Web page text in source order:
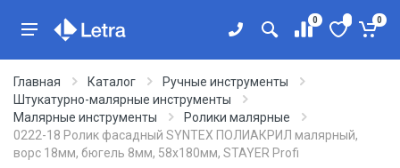
0 0
Главная Каталог
Ручные инструменты
Штукатурно-малярные инструменты
Малярные инструменты
Ролики малярные
0222-18 Ролик фасадный SYNTEX ПОЛИАКРИЛ малярный,
ворс 18мм, бюгель 8мм, 58х180мм, STAYER Profi